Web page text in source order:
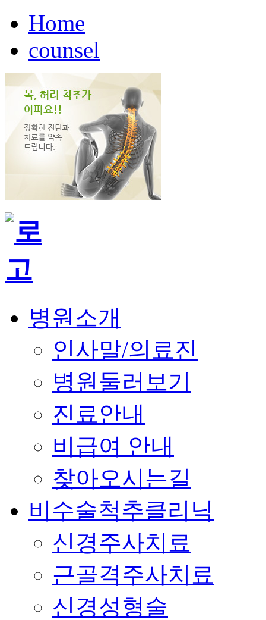
Home
counsel
병원소개
인사말/의료진
병원둘러보기
진료안내
비급여 안내
찾아오시는길
비수술척추클리닉
신경주사치료
근골격주사치료
신경성형술